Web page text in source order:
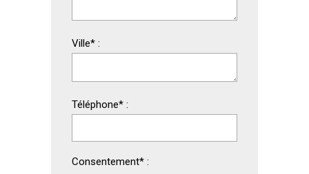
Ville* :
Téléphone* :
Consentement* :